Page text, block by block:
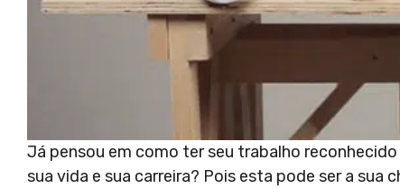
Já pensou em como ter seu trabalho
sua vida e sua carreira? Pois esta pode ser a sua